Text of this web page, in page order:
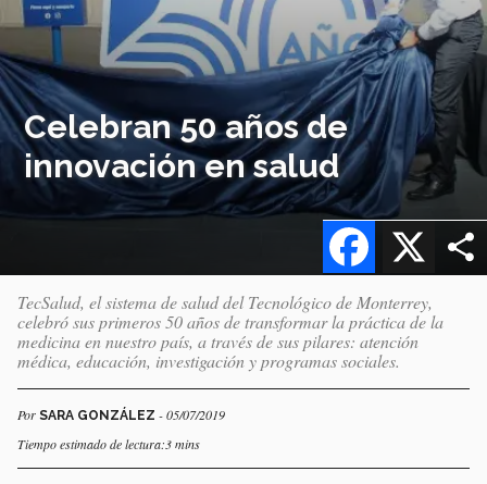
Celebran 50 años de
innovación en salud
X
Facebook
TecSalud, el sistema de salud del Tecnológico de Monterrey,
celebró sus primeros 50 años de transformar la práctica de la
medicina en nuestro país, a través de sus pilares: atención
médica, educación, investigación y programas sociales.
Por SARA GONZÁLEZ - 05/07/2019
Tiempo estimado de lectura:3 mins